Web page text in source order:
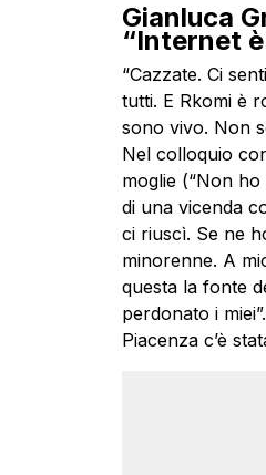
Gianluca
“Internet
“Cazzate. Ci
tutti. E Rkomi è
sono vivo. Non
Nel colloquio
moglie (“Non
di una vicenda
ci riuscì. Se ne
minorenne. A
questa la fonte
perdonato i
Piacenza c’è